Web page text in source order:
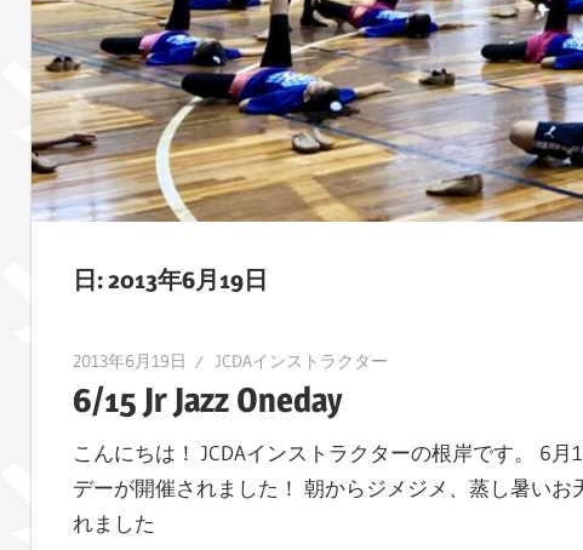
ト
を
レ
ポ
ー
ト
ま
日:2013年6月19日
2013年6月19日 JCDAインストラクター
6/15 Jr Jazz Oneday
こんにちは！ JCDAインストラクターの根岸です。 6
デーが開催されました！ 朝からジメジメ、蒸し暑い
れました